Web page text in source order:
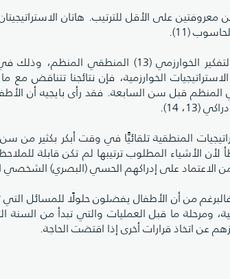
على الأقل للترتيب. هاتان الاستراتيجيتان
أظهر أكثر من نصف الأطفال الذين اختبرناهم دلائل على التفكير
الخوارزمية، فإن نتائجنا تتناقض مع
المنظم قبل سن السابعة. فقد رأى بايجيه أن
14).
المنطقية تلقائيًّا في وقت أبكر بكثير من
الأشياء المطلوب ترتيبها لم تكن قابلة
من الاعتماد على إدراكهم الحسي (البصري) الشخصي
فالبرغم من أن الأطفال يفضلون حلولًا للمسائل
ومرحلة ما قبل العمليات والتي تبدأ من السنة